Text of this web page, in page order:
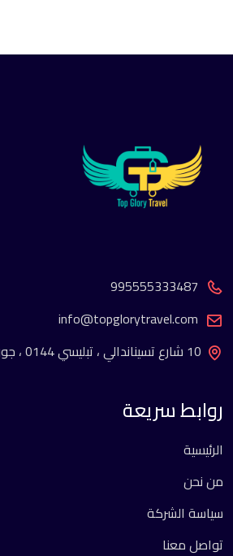
995555333487
info@topglorytravel.com
10 شارع تسيناندالي ، تبليسي 0144 ، جورجيا
روابط سريعة
الرئيسية
من نحن
سياسة الشركة
تواصل معنا